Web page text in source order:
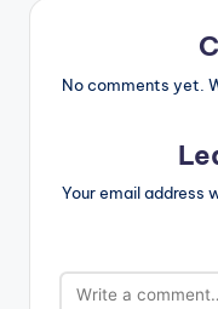
No comments yet.
Your email address